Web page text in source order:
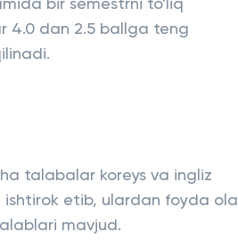
bir semestrni to'liq
4.0 dan 2.5 ballga teng
talabalar koreys va ingliz
etib, ulardan foyda ola
mavjud.